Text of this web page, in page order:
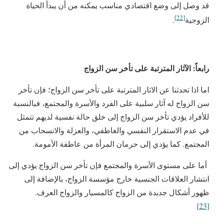
قد وصل إلى وضع اقتصادي مناسب يمكنه من أن يبدأ الحياة
الزوجية[22]
.
رابعاً: الآثار المترتبة على تأخر سن الزواج
اما اذا تحدثنا عن الاثار المترتبة على تأخر سن الزواج؛ فإن تأخر
سن الزواج له آثار سلبية على الفرد والأسرة والمجتمع، فبالنسبة
للأفراد يؤدي تأخر سن الزواج إلى خلق حالة نفسية لديهم تتمثل
في عدم الاستقرار النفسي والعاطفي، والعزلة والانسحاب من
المجتمع. كما يؤدي إلى حرمان المرأة من عاطفة الأمومة.
أما على مستوى الأسرة والمجتمع فإن تأخر سن الزواج يؤدي إلى
انتشار العلاقات الجنسية خارج مؤسسة الزواج، بالإضافة إلى
ظهور أشكال جديدة من الزواج كالمسيار والزواج العرف.
[23]